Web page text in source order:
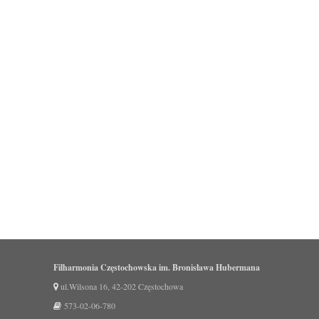
Filharmonia Częstochowska im. Bronisława Hubermana
ul.Wilsona 16, 42-202 Częstochowa
573-02-06-780